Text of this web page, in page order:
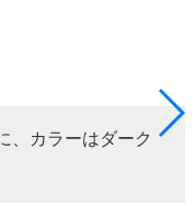
、カラーはダーク